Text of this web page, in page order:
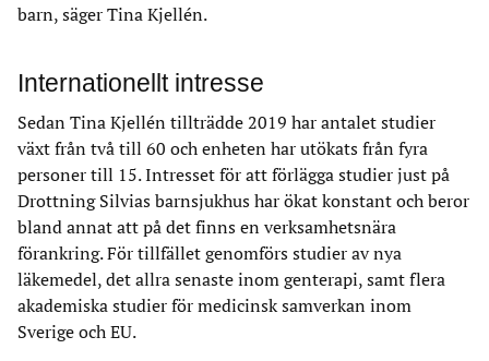
barn, säger Tina Kjellén.
Internationellt intresse
Sedan Tina Kjellén tillträdde 2019 har antalet studier
växt från två till 60 och enheten har utökats från fyra
personer till 15. Intresset för att förlägga studier just på
Drottning Silvias barnsjukhus har ökat konstant och beror
bland annat att på det finns en verksamhetsnära
förankring. För tillfället genomförs studier av nya
läkemedel, det allra senaste inom genterapi, samt flera
akademiska studier för medicinsk samverkan inom
Sverige och EU.